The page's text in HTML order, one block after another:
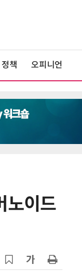
책 오피니언
노이드
도 시민권 안준
운소스'는?